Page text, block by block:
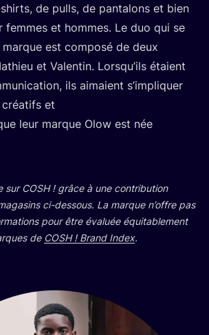
de pulls, de pan­ta­lons et bien
femmes et hommes. Le duo qui se
est com­po­sé de deux
et Valen­tin. Lorsqu’ils étaient
ils aimaient s’im­pli­quer
et
leur marque Olow est née
sur COSH! grâce à une contri­bu­tion
ci-des­sous. La marque n’offre pas
pour être éva­luée équi­ta­ble­ment
de COSH! Brand Index.